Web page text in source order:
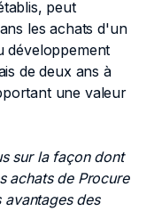
peut
les achats d'un
développement
de deux ans à
une valeur
sur la façon dont
achats de Procure
des